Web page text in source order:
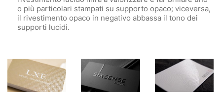
o più particolari stampati su supporto opaco; viceversa,
il rivestimento opaco in negativo abbassa il tono dei
supporti lucidi.